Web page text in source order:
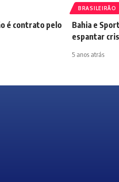
é contrato pelo
BRASILEIRÃO
Bahia e
espantar
5 anos atrás